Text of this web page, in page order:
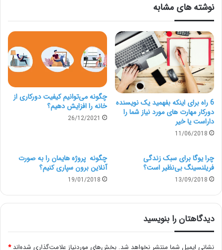
گذاشته ایم، بر آن شدیم تا برای فریلنسر
هایی که به دنبال بروز بودن هستند و افرادی
که می خواهند این حرفه جذاب را آغاز کنند،
امیدواریم که بتواند در گام های بعدی شما را
راهنمایی کند.
حوزه فریلنسینگ در تمام دنیا در حال پیشرفت است و چون
کار های این چنینی افزایش می یابند، گرایش به سمت ارائه
نوشته های مشابه
6 راه برای اینکه بفهمید یک نویسنده
دورکار مهارت های مورد نیاز شما را
داراست یا خیر
11/06/2018
چگونه می‌توانیم کیفیت دورکاری از
خانه را افزایش دهیم؟
26/12/2021
چرا یوگا برای سبک زندگی
فریلنسینگ بی‌نظیر است؟
13/09/2018
چگونه پروژه هایمان را به صورت
آنلاین برون سپاری کنیم؟
19/01/2018
دیدگاهتان را بنویسید
نشانی ایمیل شما منتشر نخواهد شد. بخش‌های موردنیاز علامت‌گذاری شده‌اند*